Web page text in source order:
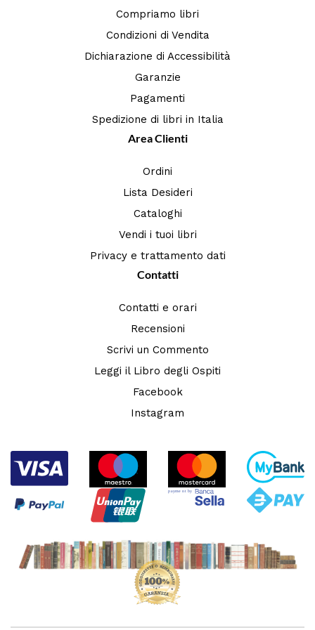
Compriamo libri
Condizioni di Vendita
Dichiarazione di Accessibilità
Garanzie
Pagamenti
Spedizione di libri in Italia
Area Clienti
Ordini
Lista Desideri
Cataloghi
Vendi i tuoi libri
Privacy e trattamento dati
Contatti
Contatti e orari
Recensioni
Scrivi un Commento
Leggi il Libro degli Ospiti
Facebook
Instagram